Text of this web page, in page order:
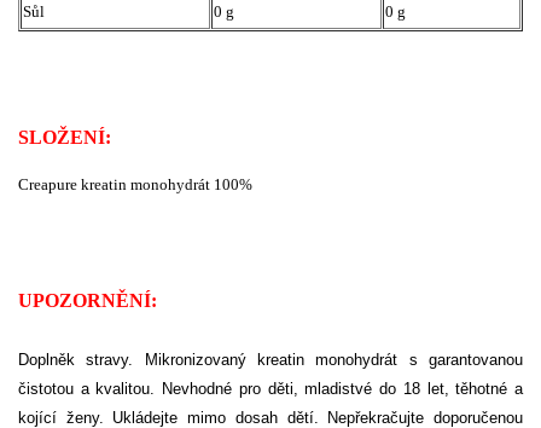
Sůl
0 g 0 g
SLOŽENÍ:
Creapure kreatin monohydrát 100%
UPOZORNĚNÍ:
Doplněk stravy. Mikronizovaný kreatin monohydrát s garantovanou
čistotou a kvalitou. Nevhodné pro děti, mladistvé do 18 let, těhotné a
kojící ženy. Ukládejte mimo dosah dětí. Nepřekračujte doporučenou